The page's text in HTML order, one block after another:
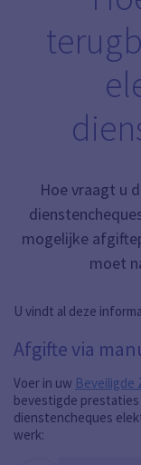
Hoe vraagt u
mogelijke
moet
U vindt al deze
Afgifte via
Voer in uw Beveiligde
bevestigde
dienstencheques
werk: